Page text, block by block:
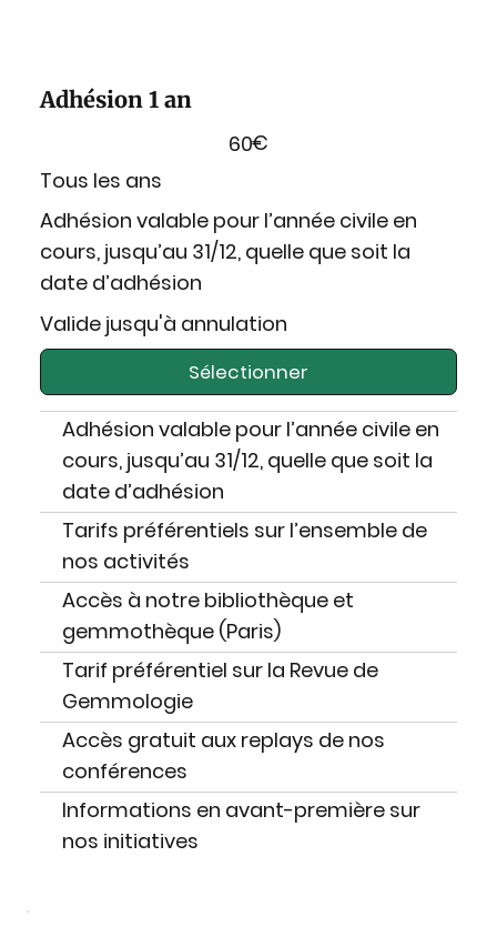
Adhésion 1 an
60€
Tous les ans
Adhésion valable pour l’année civile en
cours, jusqu’au 31/12, quelle que soit la
date d’adhésion
Valide jusqu'à annulation
Sélectionner
Adhésion valable pour l’année civile en
cours, jusqu’au 31/12, quelle que soit la
date d’adhésion
Tarifs préférentiels sur l’ensemble de
nos activités
Accès à notre bibliothèque et
gemmothèque (Paris)
Tarif préférentiel sur la Revue de
Gemmologie
Accès gratuit aux replays de nos
conférences
Informations en avant-première sur
nos initiatives